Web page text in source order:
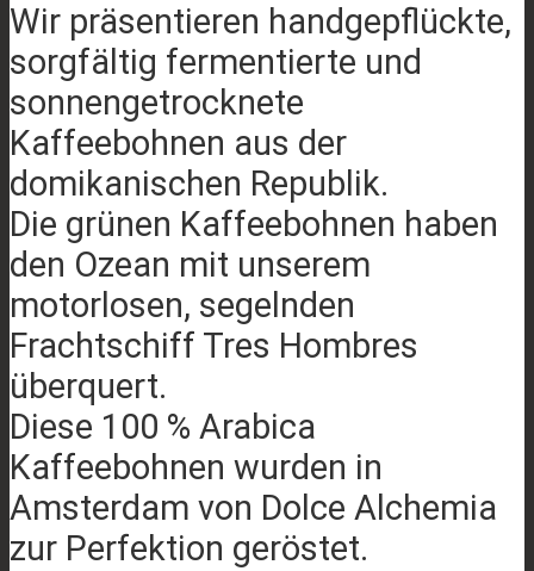
Wir präsentieren handgepflückte,
sorgfältig fermentierte und
sonnengetrocknete
Kaffeebohnen aus der
domikanischen Republik.
Die grünen Kaffeebohnen haben
den Ozean mit unserem
motorlosen, segelnden
Frachtschiff Tres Hombres
überquert.
Diese 100 % Arabica
Kaffeebohnen wurden in
Amsterdam von Dolce Alchemia
zur Perfektion geröstet.